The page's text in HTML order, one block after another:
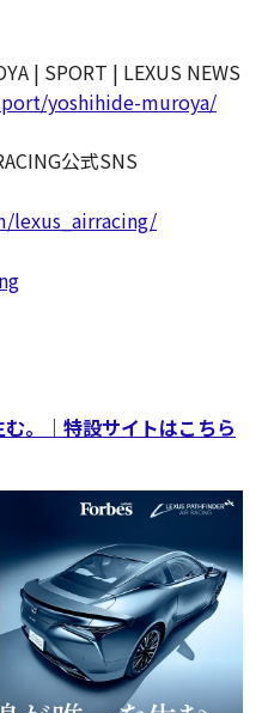
| SPORT | LEXUS NEWS
yoshihide-muroya/
公式SNS
lexus_airracing/
。｜特設サイトはこちら